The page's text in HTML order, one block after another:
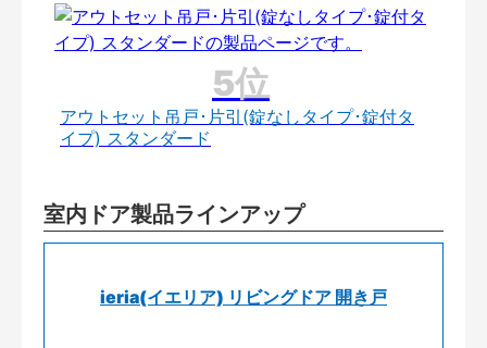
アウトセット吊戸･片引(錠なしタイプ･錠付タ
イプ) スタンダード
室内ドア製品ラインアップ
ieria(イエリア) リビングドア 開き戸